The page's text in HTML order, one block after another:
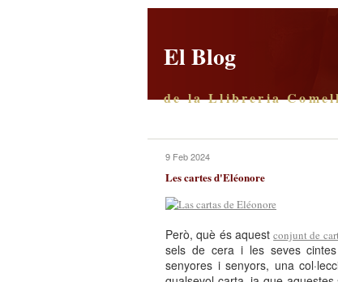
El Blog
de la Llibreria
9 Feb 2024
Les cartes d'Eléonore
Però, què és aquestconjunt de
sels de cera i les seves
senyores i senyors, una